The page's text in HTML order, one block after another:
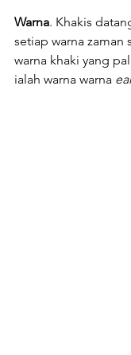
Warna. Khakis
setiap warna zaman
warna khaki yang
ialah warna warna